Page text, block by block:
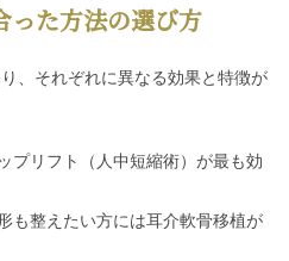
った方法の選び方
、それぞれに異なる効果と特徴が
プリフト（人中短縮術）が最も効
も整えたい方には耳介軟骨移植が